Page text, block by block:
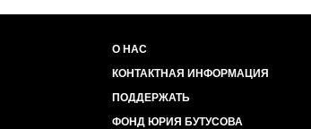
О НАС
КОНТАКТНАЯ ИНФОРМАЦИЯ
ПОДДЕРЖАТЬ
ФОНД ЮРИЯ БУТУСОВА